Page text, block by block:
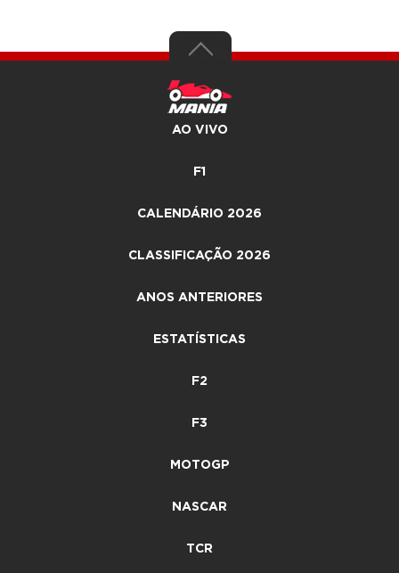
AO VIVO
F1
CALENDÁRIO 2026
CLASSIFICAÇÃO 2026
ANOS ANTERIORES
ESTATÍSTICAS
F2
F3
MOTOGP
NASCAR
TCR